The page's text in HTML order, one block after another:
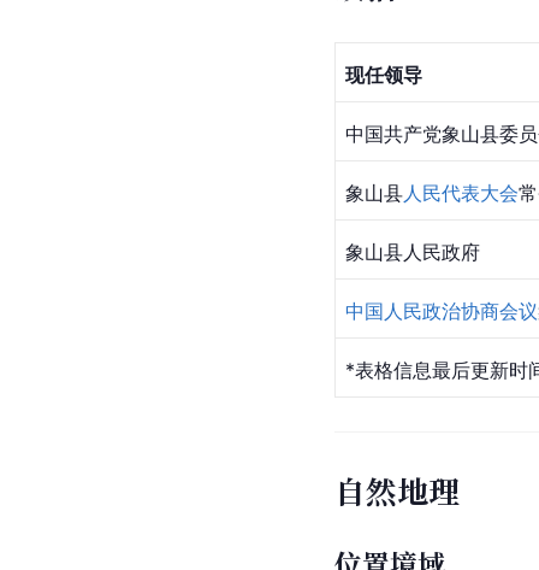
现任领导
中国共产党象山县委
象山县人民代表大会
象山县人民政府
中国人民政治协商会议
*表格信息最后更新时
自然地理